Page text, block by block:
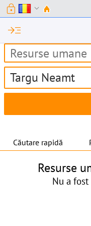
lock expand_more
read_more
Targu Neamt
Căutare rapidă
Resurse
Nu a